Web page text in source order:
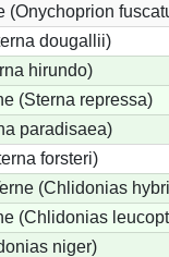
(Onychoprion
dougallii)
hirundo)
(Sterna repressa)
paradisaea)
forsteri)
(Chlidonias
(Chlidonias
niger)